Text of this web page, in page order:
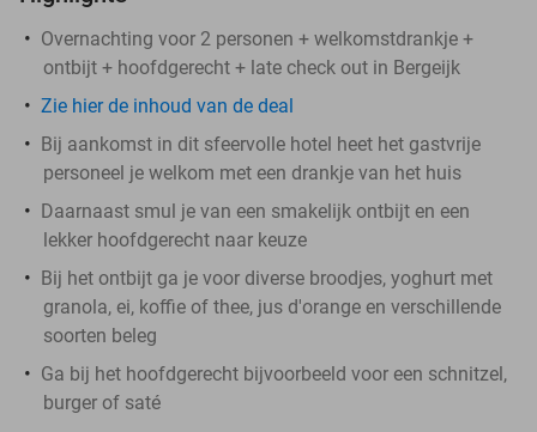
Overnachting voor 2 personen + welkomstdrankje +
ontbijt + hoofdgerecht + late check out in Bergeijk
Zie hier de inhoud van de deal
Bij aankomst in dit sfeervolle hotel heet het gastvrije
personeel je welkom met een drankje van het huis
Daarnaast smul je van een smakelijk ontbijt en een
lekker hoofdgerecht naar keuze
Bij het ontbijt ga je voor diverse broodjes, yoghurt met
granola, ei, koffie of thee, jus d'orange en verschillende
soorten beleg
Ga bij het hoofdgerecht bijvoorbeeld voor een schnitzel,
burger of saté